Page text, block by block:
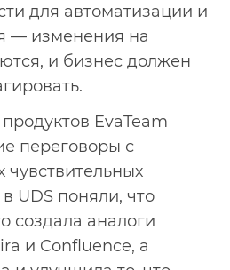
для автоматизации и
— изменения на
и бизнес должен
EvaTeam
переговоры с
чувствительных
UDS поняли, что
создала аналоги
и Confluence, а